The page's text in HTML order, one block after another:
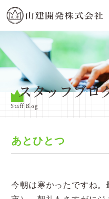
スタッフブロ
Staff Blog
あとひとつ
今朝は寒かったですね